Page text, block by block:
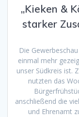
„Kieken &
starker
Die
einmal mehr
unser Südkreis ist.
nutzten das
anschließend die
und Ehrenamt